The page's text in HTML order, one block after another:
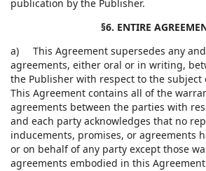
publication by the Publisher.
§6. ENTIRE
a) This Agreement supersedes any
agreements, either oral or in writing,
the Publisher with respect to the subject
This Agreement contains all of the
agreements between the parties with
and each party acknowledges that no
inducements, promises, or agreements
or on behalf of any party except those
agreements embodied in this